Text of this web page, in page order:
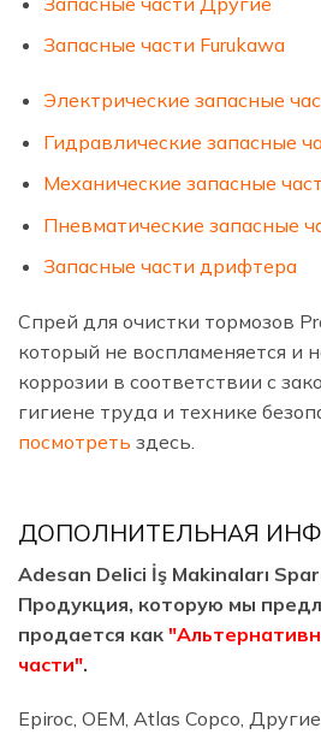
Запасные части Furukawa
Электрические запасные
Гидравлические запасные
Механические запасные
Пневматические запасные
Запасные части дрифтера
Спрей для очистки тормозов
который не воспламеняется и
коррозии в соответствии с
гигиене труда и технике
посмотреть здесь.
ДОПОЛНИТЕЛЬНАЯ
Adesan Delici İş Makinaları
Продукция, которую мы
продается как
части".
Epiroc, OEM, Atlas Copco,